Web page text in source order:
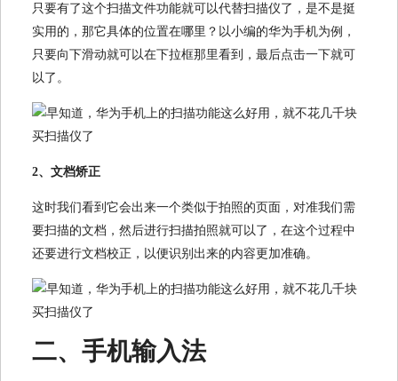
只要有了这个扫描文件功能就可以代替扫描仪了，是不是挺
实用的，那它具体的位置在哪里？以小编的华为手机为例，
只要向下滑动就可以在下拉框那里看到，最后点击一下就可
以了。
2、文档矫正
这时我们看到它会出来一个类似于拍照的页面，对准我们需
要扫描的文档，然后进行扫描拍照就可以了，在这个过程中
还要进行文档校正，以便识别出来的内容更加准确。
二、手机输入法